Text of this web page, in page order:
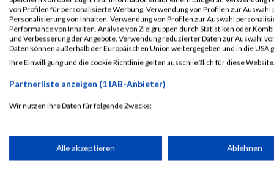
13982
Maria Ivanova
16781
Stefanie Prehm
11527
Rebecca
20265
Kinga
18782
Stephanie
10325
Ano Nym
Natalie
von Profilen für personalisierte Werbung. Verwendung von Profilen zur
Personalisierung von Inhalten. Verwendung von Profilen zur Auswahl
Performance von Inhalten. Analyse von Zielgruppen durch Statistiken oder
und Verbesserung der Angebote. Verwendung reduzierter Daten zur Auswahl
Daten können außerhalb der Europäischen Union weitergegeben und in die USA
Ihre Einwilligung und die cookie Richtlinie gelten ausschließlich für diese
Partnerliste anzeigen (1 IAB-Anbieter)
Wir nutzen Ihre Daten für folgende Zwecke:
Speichern von oder Zugriff auf Informationen auf einem
Alle akzeptieren Ablehnen